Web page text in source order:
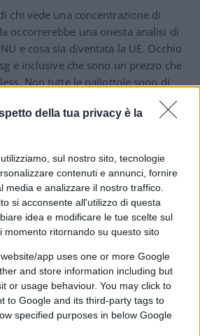
della tua privacy è la
sul nostro sito, tecnologie
contenuti e annunci, fornire
media e analizzare il nostro traffico.
si acconsente all'utilizzo di questa
idea e modificare le tue scelte sul
momento ritornando su questo sito
app uses one or more Google
and store information including but
or usage behaviour. You may click to
to Google and its third-party tags to
specified purposes in below Google
chi vede una concentrazione di
occorrerebbe una onesta analisi di
e cosa sia diventata la UE. Occhio
e inclusive che sono un prezzo che
Non tutte le pallottole sono di
14:24
dela Board possono votare le
fine decide Trump se applicarle o
votano a fare, se alla fine si fa quel
VIsualizza le risposte